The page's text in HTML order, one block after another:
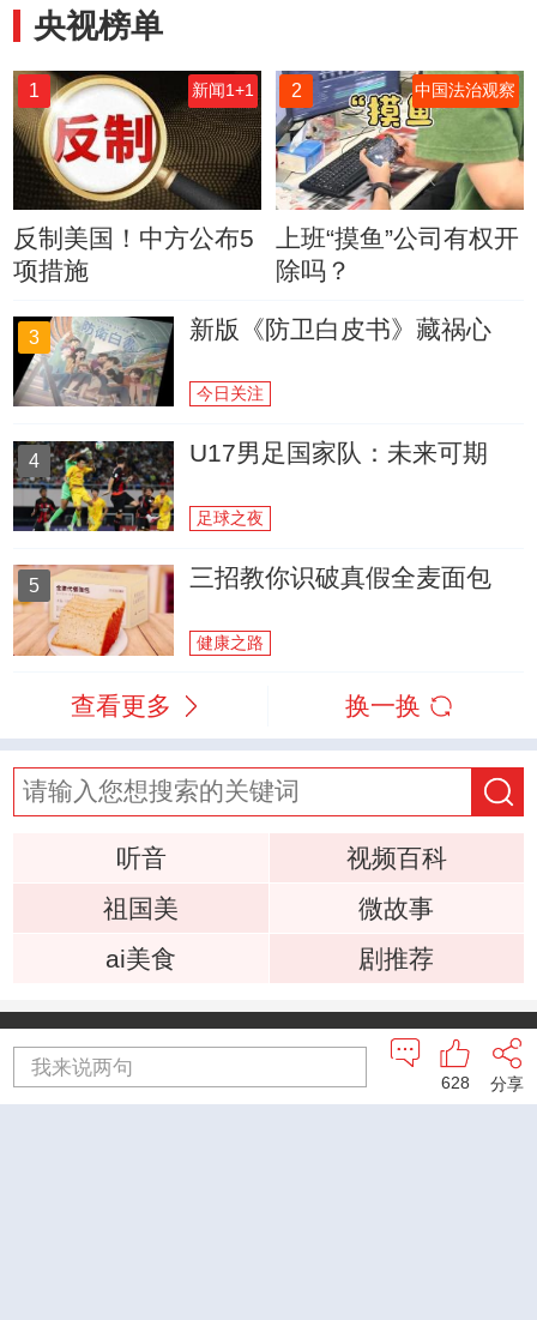
央视榜单
1 新闻1+1
反制美国！中方公布5
项措施
2 中国法治观察
上班“摸鱼”公司有权开
除吗？
3 新版《防卫白皮书》藏祸心
今日关注
4 U17男足国家队：未来可期
足球之夜
5 三招教你识破真假全麦面包
健康之路
查看更多 换一换
听音
视频百科
祖国美
微故事
ai美食
剧推荐
首页 直播 听音 央视影音 微视频
我来说两句
分享
628